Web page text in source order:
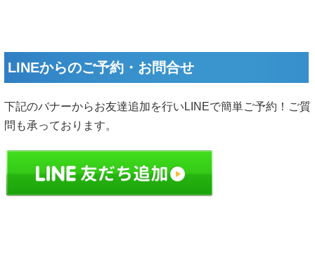
LINEからのご予約・お問合せ
下記のバナーからお友達追加を行いLINEで簡単ご予約！ご質
問も承っております。